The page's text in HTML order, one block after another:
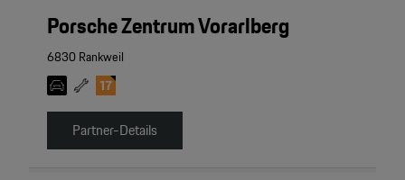
Porsche Zentrum Vorarlberg
6830 Rankweil
Partner-Details